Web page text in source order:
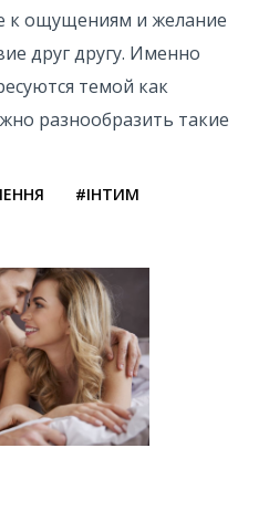
к ощущениям и желание
друг другу. Именно
темой как
разнообразить такие
#ІНТИМ